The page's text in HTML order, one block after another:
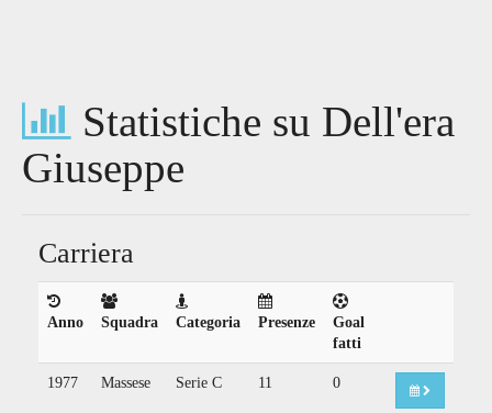
Statistiche su Dell'era
Giuseppe
Carriera
Anno Squadra Categoria Presenze
Goal
fatti
1977 Massese Serie C 11 0